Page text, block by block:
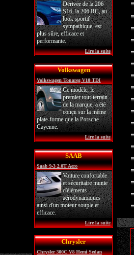
Dérivée de la 206
S16, la 206 RC, au
look sportif
sympathique, est
plus sûre, efficace et
performante.
Lire la suite
Volkswagen
Volkswagen Touareg V10 TDI
Ce modèle, le
premier tout-terrain
de la marque, a été
conçu sur la même
plate-forme que la Porsche
Cayenne.
Lire la suite
SAAB
Saab 9-3 2.0T Aero
Voiture confortable
et sécuritaire munie
d'éléments
aérodynamiques
ainsi d'un moteur souple et
efficace.
Lire la suite
Chrysler
Chrysler 300C V8 Hemi Sedan